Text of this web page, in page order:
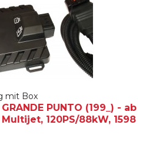
mit Box
PUNTO (199_) - ab
Multijet, 120PS/88kW, 1598